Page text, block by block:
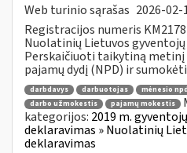
Web turinio sąrašas 2026-02-
Registracijos numeris
Nuolatinių Lietuvos
Perskaičiuoti taikytiną
pajamų dydį (NPD) ir
darbdavys darbuotojas mėnesio npd
darbo užmokestis
pajamų mokestis
kategorijos: 2019 m.
deklaravimas » Nuolatinių
deklaravimas